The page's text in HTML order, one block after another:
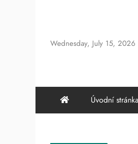
Wednesday, July 15, 2026
Úvodní stránka